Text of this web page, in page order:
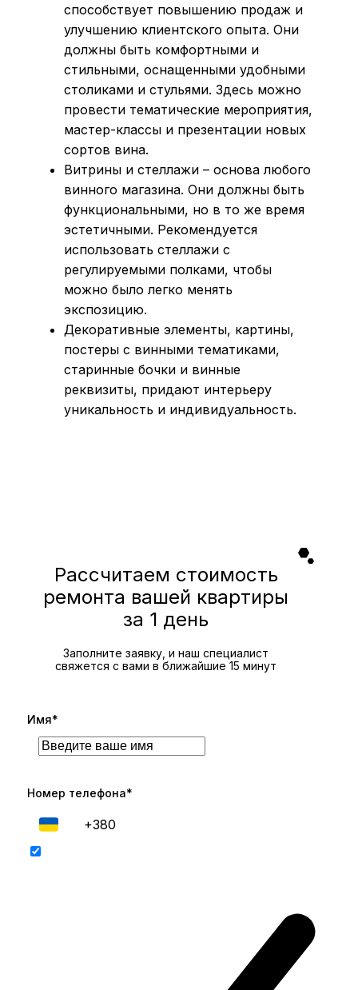
способствует повышению продаж и
улучшению клиентского опыта. Они
должны быть комфортными и
стильными, оснащенными удобными
столиками и стульями. Здесь можно
провести тематические мероприятия,
мастер-классы и презентации новых
сортов вина.
Витрины и стеллажи – основа любого
винного магазина. Они должны быть
функциональными, но в то же время
эстетичными. Рекомендуется
использовать стеллажи с
регулируемыми полками, чтобы
можно было легко менять
экспозицию.
Декоративные элементы, картины,
постеры с винными тематиками,
старинные бочки и винные
реквизиты, придают интерьеру
уникальность и индивидуальность.
Рассчитаем стоимость
ремонта вашей квартиры
за 1 день
Заполните заявку, и наш специалист
свяжется с вами в ближайшие 15 минут
Имя*
Номер телефона*